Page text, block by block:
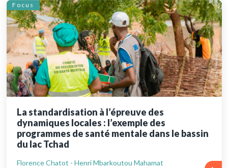
Focus
La standardisation à l’épreuve des
dynamiques locales : l’exemple des
programmes de santé mentale dans le bassin
du lac Tchad
Florence Chatot - Henri Mbarkoutou Mahamat